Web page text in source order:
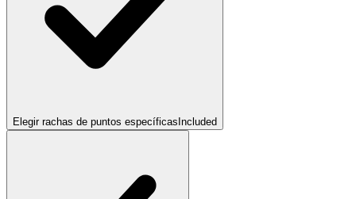
Elegir rachas de puntos específicas Included